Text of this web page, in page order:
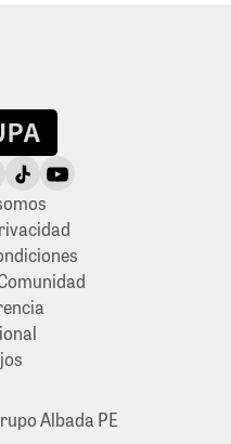
Albada PE